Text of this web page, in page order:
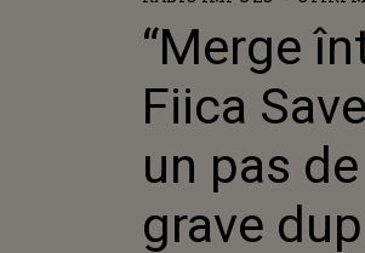
“Merge
Fiica
un pas
grave